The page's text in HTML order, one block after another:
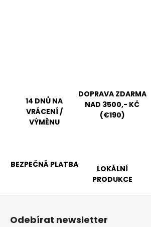
14 DNŮ NA
VRÁCENÍ /
VÝMĚNU
DOPRAVA ZDARMA
NAD 3500,- KČ
(€190)
BEZPEČNÁ PLATBA
LOKÁLNÍ
PRODUKCE
Odebírat newsletter